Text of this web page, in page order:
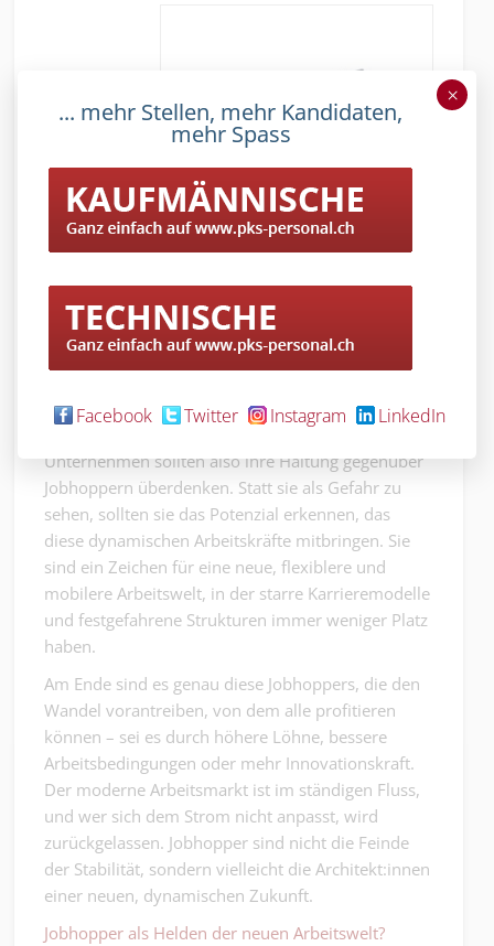
(Bildquelle: www.freepik.com)
Unternehmen sollten also ihre Haltung gegenüber
Jobhoppern überdenken. Statt sie als Gefahr zu
sehen, sollten sie das Potenzial erkennen, das
diese dynamischen Arbeitskräfte mitbringen. Sie
sind ein Zeichen für eine neue, flexiblere und
mobilere Arbeitswelt, in der starre Karrieremodelle
und festgefahrene Strukturen immer weniger Platz
haben.
Am Ende sind es genau diese Jobhoppers, die den
Wandel vorantreiben, von dem alle profitieren
können – sei es durch höhere Löhne, bessere
Arbeitsbedingungen oder mehr Innovationskraft.
Der moderne Arbeitsmarkt ist im ständigen Fluss,
und wer sich dem Strom nicht anpasst, wird
zurückgelassen. Jobhopper sind nicht die Feinde
der Stabilität, sondern vielleicht die Architekt:innen
einer neuen, dynamischen Zukunft.
Jobhopper als Helden der neuen Arbeitswelt?
... mehr Stellen, mehr Kandidaten,
mehr Spass
Facebook Twitter Instagram LinkedIn
×